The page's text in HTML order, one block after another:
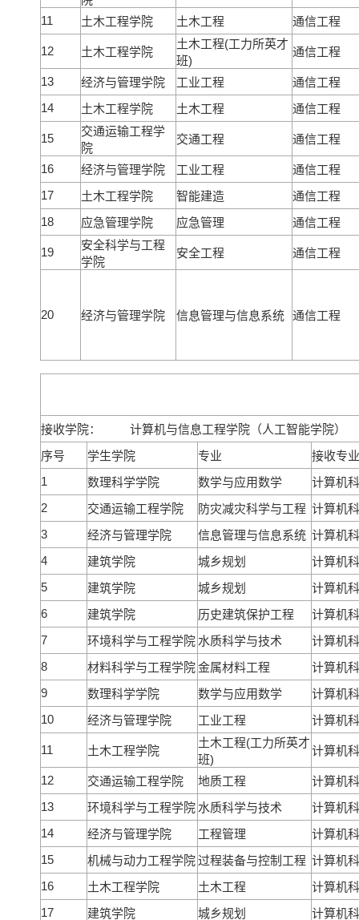
11 土木工程学院 土木工程 通信工程
12 土木工程学院
土木工程(工力所英才
班)
通信工程
13 经济与管理学院 工业工程
通信工程
14
土木工程学院 土木工程 通信工程
15
交通运输工程学
院
交通工程 通信工程
16 经济与管理学院 工业工程
通信工程
17
土木工程学院 智能建造
通信工程
18
应急管理学院 应急管理 通信工程
19
安全科学与工程
学院
安全工程 通信工程
20 经济与管理学院 信息管理与信息系统 通信工程
接收学院： 计算机与信息工程学院（人工智能学院）
序号
学生学院 专业
接收专业
1
数理科学学院 数学与应用数学
计算机
2
交通运输工程学院 防灾减灾科学与工程 计算机
3
经济与管理学院 信息管理与信息系统 计算机
4
建筑学院 城乡规划
计算机
5
建筑学院 城乡规划
计算机
6
建筑学院 历史建筑保护工程
计算机
7
环境科学与工程学院 水质科学与技术
计算机
8
材料科学与工程学院金属材料工程
计算机
9
数理科学学院 数学与应用数学
计算机
10
经济与管理学院 工业工程 计算机
11 土木工程学院
土木工程(工力所英才
班)
计算机
12 交通运输工程学院 地质工程
计算机
13
环境科学与工程学院 水质科学与技术
计算机
14
经济与管理学院 工程管理
计算机
15
机械与动力工程学院过程装备与控制工程 计算机
16
土木工程学院 土木工程
计算机
17
建筑学院 城乡规划 计算机